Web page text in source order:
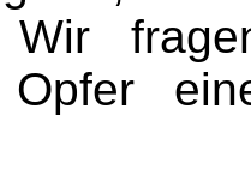
Wir
Opfer